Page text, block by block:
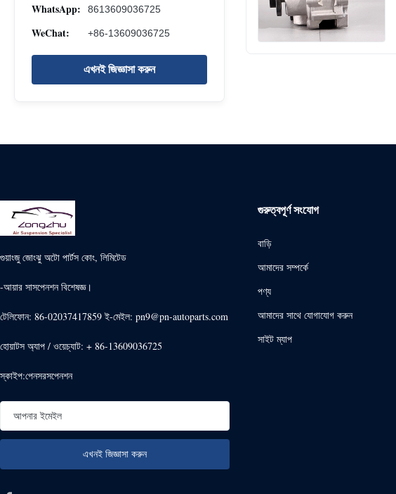
WhatsApp: 8613609036725
WeChat: +86-13609036725
এখনই জিজ্ঞাসা করুন
গুয়াংজু জোংঝু অটো পার্টস কোং, লিমিটেড
-আয়ার সাসপেনশন বিশেষজ্ঞ।
টেলিফোন: 86-02037417859 ই-মেইল: pn9@pn-autoparts.com
হোয়াটস অ্যাপ / ওয়েচ্যাট: + 86-13609036725
স্কাইপ:পেনসরসপেনশন
গুরুত্বপূর্ণ সংযোগ
বাড়ি
আমাদের সম্পর্কে
পণ্য
আমাদের সাথে যোগাযোগ করুন
সাইট ম্যাপ